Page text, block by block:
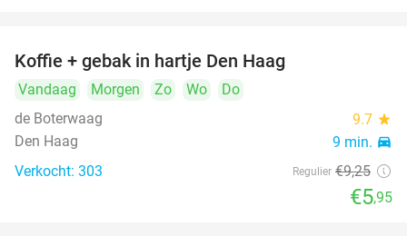
Koffie + gebak in hartje Den Haag
Vandaag Morgen Zo Wo
Do
de Boterwaag
9.7 star
Den Haag 9 min. directions_car
Verkocht: 303 Regulier €9,25
€5,95